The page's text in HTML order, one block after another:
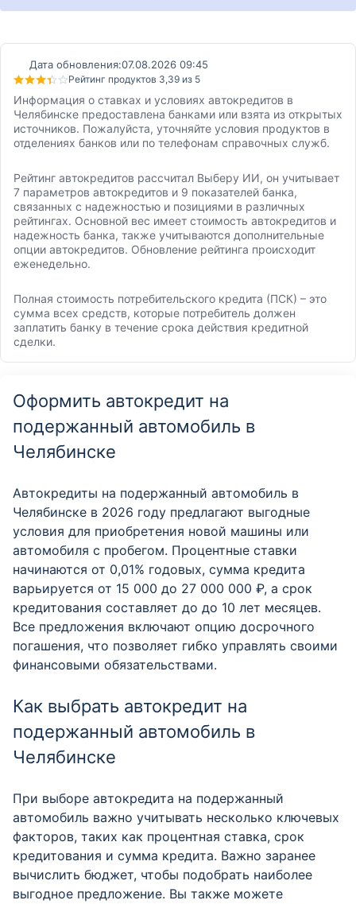
Дата обновления:07.08.2026 09:45
Рейтинг продуктов 3,39 из 5
Информация о ставках и условиях автокредитов в
Челябинске предоставлена банками или взята из открытых
источников. Пожалуйста, уточняйте условия продуктов в
отделениях банков или по телефонам справочных служб.
Рейтинг автокредитов рассчитал Выберу ИИ, он учитывает
7 параметров автокредитов и 9 показателей банка,
связанных с надежностью и позициями в различных
рейтингах. Основной вес имеет стоимость автокредитов и
надежность банка, также учитываются дополнительные
опции автокредитов. Обновление рейтинга происходит
еженедельно.
Полная стоимость потребительского кредита (ПСК) – это
сумма всех средств, которые потребитель должен
заплатить банку в течение срока действия кредитной
сделки.
Оформить автокредит на
подержанный автомобиль в
Челябинске
Автокредиты на подержанный автомобиль в
Челябинске в 2026 году предлагают выгодные
условия для приобретения новой машины или
автомобиля с пробегом. Процентные ставки
начинаются от 0,01% годовых, сумма кредита
варьируется от 15 000 до 27 000 000 ₽, а срок
кредитования составляет до до 10 лет месяцев.
Все предложения включают опцию досрочного
погашения, что позволяет гибко управлять своими
финансовыми обязательствами.
Как выбрать автокредит на
подержанный автомобиль в
Челябинске
При выборе автокредита на подержанный
автомобиль важно учитывать несколько ключевых
факторов, таких как процентная ставка, срок
кредитования и сумма кредита. Важно заранее
вычислить бюджет, чтобы подобрать наиболее
выгодное предложение. Вы также можете